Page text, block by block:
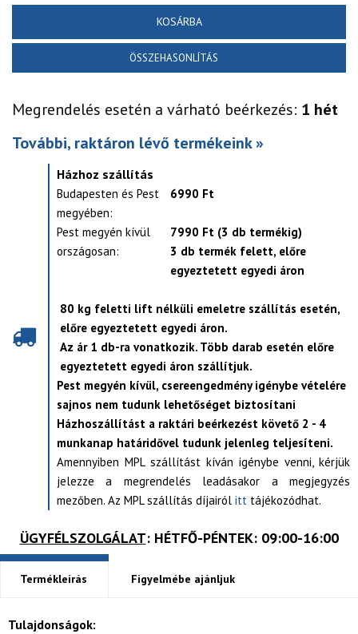
KOSÁRBA
ÖSSZEHASONLÍTÁS
Megrendelés esetén a várható beérkezés: 1 hét
További, raktáron lévő termékeink »
Házhoz szállítás
Budapesten és Pest
megyében:
6990 Ft
Pest megyén kívül
országosan:
7990 Ft (3 db termékig)
3 db termék felett, előre
egyeztetett egyedi áron
80 kg feletti lift nélküli emeletre szállítás esetén,
előre egyeztetett egyedi áron.
Az ár 1 db-ra vonatkozik. Több darab esetén előre
egyeztetett egyedi áron szállítjuk.
Pest megyén kívül, csereengedmény igénybe vételére
sajnos nem tudunk lehetőséget biztosítani
Házhoszállítást a raktári beérkezést követő 2 - 4
munkanap határidővel tudunk jelenleg teljesíteni.
Amennyiben MPL szállítást kíván igénybe venni, kérjük
jelezze a megrendelés leadásakor a megjegyzés
mezőben. Az MPL szállítás díjairól itt tájékozódhat.
ÜGYFÉLSZOLGÁLAT: HÉTFŐ-PÉNTEK: 09:00-16:00
Termékleírás Figyelmébe ajánljuk
Tulajdonságok: